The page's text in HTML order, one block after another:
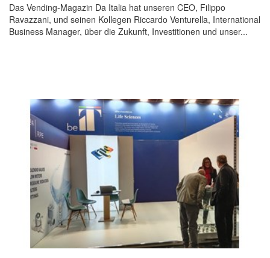
Das Vending-Magazin Da Italia hat unseren CEO, Filippo
Ravazzani, und seinen Kollegen Riccardo Venturella, International
Business Manager, über die Zukunft, Investitionen und unser...